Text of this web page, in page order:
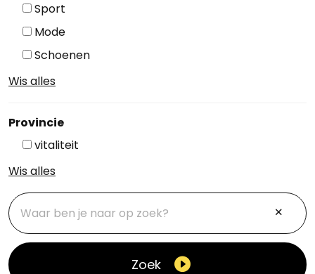
Sport
Mode
Schoenen
Wis alles
Provincie
vitaliteit
Wis alles
Zoek